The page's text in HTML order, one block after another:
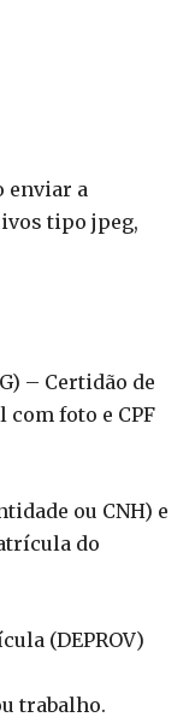
enviar a
tipo jpeg,
– Certidão de
foto e CPF
ou CNH) e
do
(DEPROV)
trabalho.